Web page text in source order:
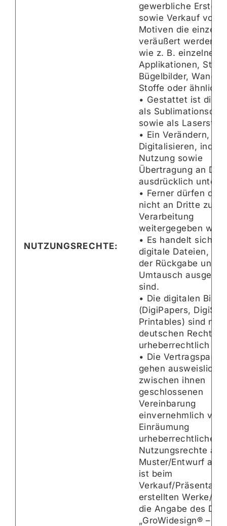
NUTZUNGSRECHTE:
gewerbliche
sowie Verkauf von
Motiven die einzeln
veräußert werden
wie z. B. einzelne
Applikationen,
Bügelbilder,
Stoffe oder
• Gestattet ist die
als
sowie als
• Ein Verändern,
Digitalisieren,
Nutzung sowie
Übertragung an
ausdrücklich
• Ferner dürfen die
nicht an Dritte zur
Verarbeitung
weitergegeben
• Es handelt sich
digitale Dateien, die
der Rückgabe und
Umtausch
sind.
• Die digitalen
(DigiPapers,
Printables) sind
deutschen Recht
urheberrechtlich
• Die
gehen ausweislich
zwischen ihnen
geschlossenen
Vereinbarung
einvernehmlich von
Einräumung
urheberrechtlicher
Nutzungsrechte an
Muster/Entwurf
ist beim
Verkauf/
erstellten Werke/
die Angabe des
„GroWidesign® –